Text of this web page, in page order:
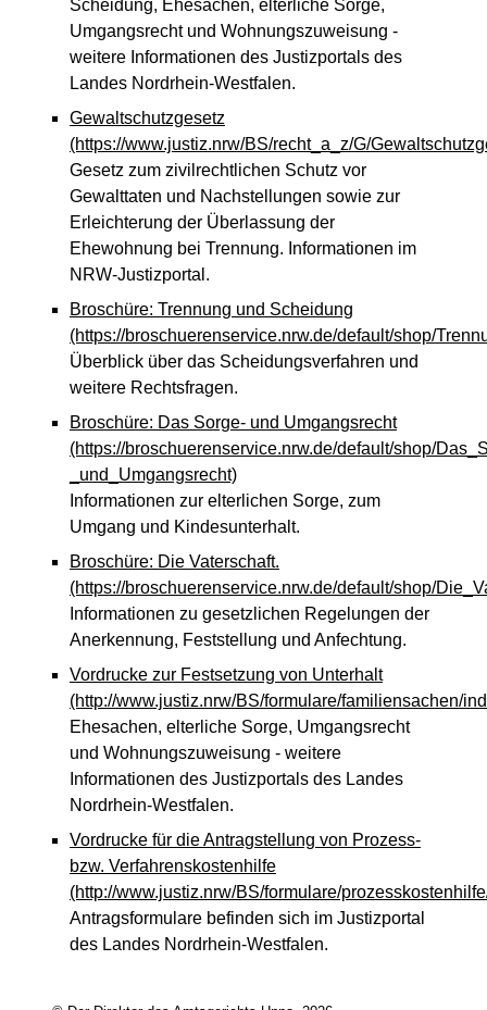
Scheidung, Ehesachen, elterliche Sorge,
Umgangsrecht und Wohnungszuweisung -
weitere Informationen des Justizportals des
Landes Nordrhein-Westfalen.
Gewaltschutzgesetz
(https://www.justiz.nrw/BS/recht_a_z/G/
Gesetz zum zivilrechtlichen Schutz vor
Gewalttaten und Nachstellungen sowie zur
Erleichterung der Überlassung der
Ehewohnung bei Trennung. Informationen im
NRW-Justizportal.
Broschüre: Trennung und Scheidung
(https://broschuerenservice.nrw.de/default/shop/
Überblick über das Scheidungsverfahren und
weitere Rechtsfragen.
Broschüre: Das Sorge- und Umgangsrecht
(https://broschuerenservice.nrw.de/default/shop/
_und_Umgangsrecht)
Informationen zur elterlichen Sorge, zum
Umgang und Kindesunterhalt.
Broschüre: Die Vaterschaft.
(https://broschuerenservice.nrw.de/default/shop/
Informationen zu gesetzlichen Regelungen der
Anerkennung, Feststellung und Anfechtung.
Vordrucke zur Festsetzung von Unterhalt
(http://www.justiz.nrw/BS/formulare/familiensachen/
Ehesachen, elterliche Sorge, Umgangsrecht
und Wohnungszuweisung - weitere
Informationen des Justizportals des Landes
Nordrhein-Westfalen.
Vordrucke für die Antragstellung von Prozess-
bzw. Verfahrenskostenhilfe
(http://www.justiz.nrw/BS/formulare/
Antragsformulare befinden sich im Justizportal
des Landes Nordrhein-Westfalen.